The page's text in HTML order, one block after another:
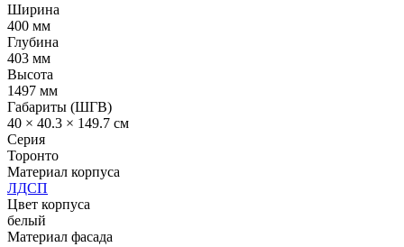
Ширина
400 мм
Глубина
403 мм
Высота
1497 мм
Габариты (ШГВ)
40 × 40.3 × 149.7 см
Серия
Торонто
Материал корпуса
ЛДСП
Цвет корпуса
белый
Материал фасада